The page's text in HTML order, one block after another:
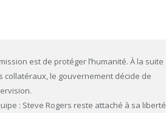
est de protéger l’humanité. À la suite
collatéraux, le gouvernement décide de
: Steve Rogers reste attaché à sa liberté